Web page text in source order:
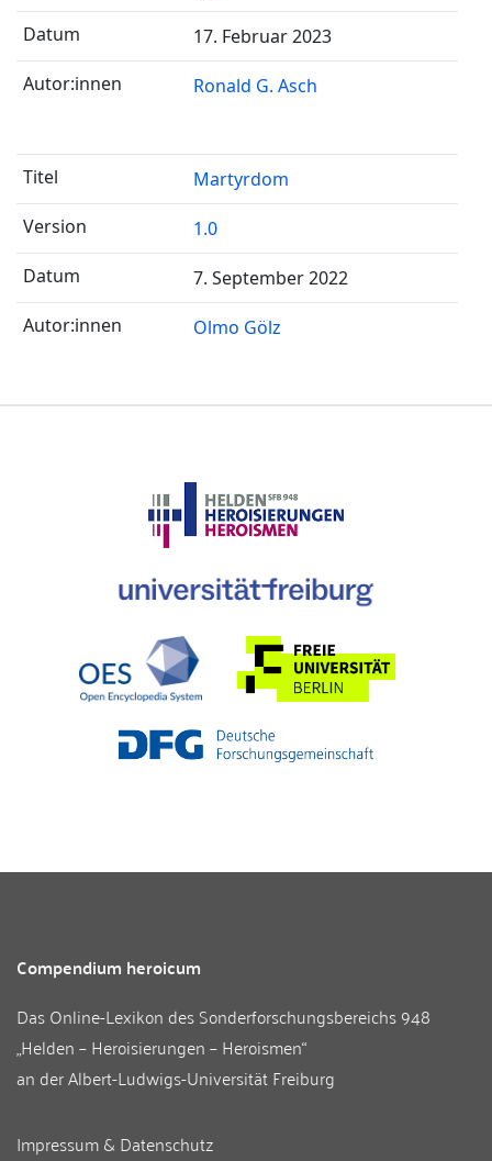
17. Februar 2023
Ronald G. Asch
Martyrdom
1.0
7. September 2022
Olmo Gölz
Compendium heroicum
Das Online-Lexikon desSonderforschungsbereichs 948
„Helden – Heroisierungen – Heroismen“
an derAlbert-Ludwigs-Universität Freiburg
Impressum & Datenschutz